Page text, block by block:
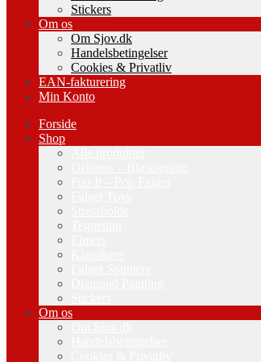
Stickers
Om os
Om Sjov.dk
Handelsbetingelser
Cookies & Privatliv
EAN-fakturering
Min Konto
Forside
Shop
Om os